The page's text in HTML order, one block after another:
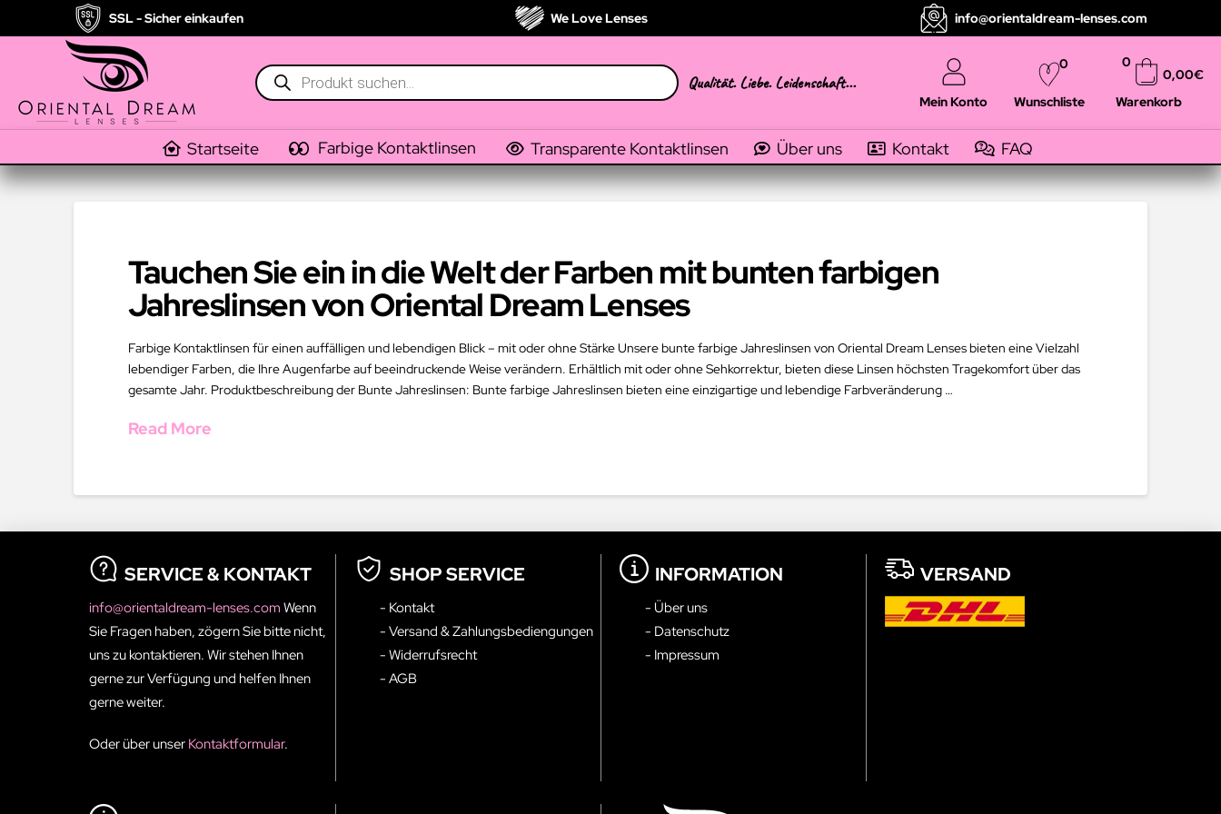
SSL - Sicher einkaufen We Love Lenses info@orientaldream-lenses.com
Products
search
Qualität. Liebe. Leidenschaft...
Mein Konto Wunschliste
0
Warenkorb
0,00€
0
Startseite Farbige Kontaktlinsen Transparente Kontaktlinsen Über uns Kontakt FAQ
Tauchen Sie ein in die Welt der Farben mit bunten farbigen
Jahreslinsen von Oriental Dream Lenses
Farbige Kontaktlinsen für einen auffälligen und lebendigen Blick – mit oder ohne Stärke Unsere bunte farbige Jahreslinsen von Oriental Dream Lenses bieten eine Vielzahl
lebendiger Farben, die Ihre Augenfarbe auf beeindruckende Weise verändern. Erhältlich mit oder ohne Sehkorrektur, bieten diese Linsen höchsten Tragekomfort über das
gesamte Jahr. Produktbeschreibung der Bunte Jahreslinsen: Bunte farbige Jahreslinsen bieten eine einzigartige und lebendige Farbveränderung …
Read More
SERVICE & KONTAKT
info@orientaldream-lenses.comWenn
Sie Fragen haben, zögern Sie bitte nicht,
uns zu kontaktieren. Wir stehen Ihnen
gerne zur Verfügung und helfen Ihnen
gerne weiter.
Oder über unserKontaktformular.
SHOP SERVICE
- Kontakt
- Versand & Zahlungsbediengungen
- Widerrufsrecht
- AGB
INFORMATION
- Über uns
- Datenschutz
- Impressum
VERSAND